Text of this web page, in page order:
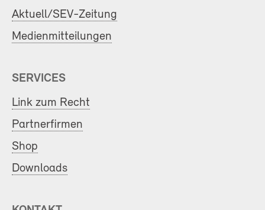
Aktuell/SEV-Zeitung
Medienmitteilungen
SERVICES
Link zum Recht
Partnerfirmen
Shop
Downloads